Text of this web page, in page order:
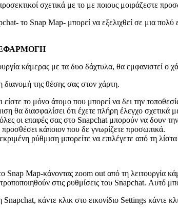
σχετικά με το με ποιους μοιράζεστε
το Snap Map- μπορεί να εξελιχθεί σε μια
κάμερας με τα δυο δάχτυλα, θα εμφανιστεί ο
διανομή της θέσης σας στον χάρτη.
είστε το μόνο άτομο που μπορεί να δει την
θα διασφαλίσει ότι έχετε πλήρη έλεγχο σχετικά
οι επαφές σας στο Snapchat μπορούν να δουν
προσθέσει κάποιον που δε γνωρίζετε προσωπικά.
ρύθμιση μπορείτε να επιλέγετε από τη
Snap Map-κάνοντας zoom out από τη λειτουργία
στις ρυθμίσεις του Snapchat. Αυτό
κάντε κλικ στο εικονίδιο Settings κάντε